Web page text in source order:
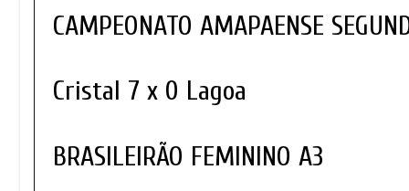
CAMPEONATO AMAPAENSE
Cristal 7 x 0 Lagoa
BRASILEIRÃO FEMININO A3